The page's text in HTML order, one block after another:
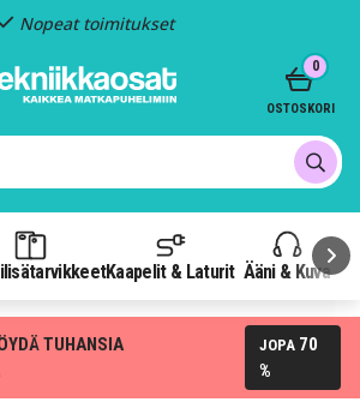
Nopeat toimitukset
Kaapelit & Laturit Ääni & Kuva
0
OSTOSKORI
TUHANSIA
JOPA 70
%